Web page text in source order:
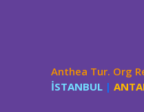
Anthea Tur. Org
İSTANBUL |